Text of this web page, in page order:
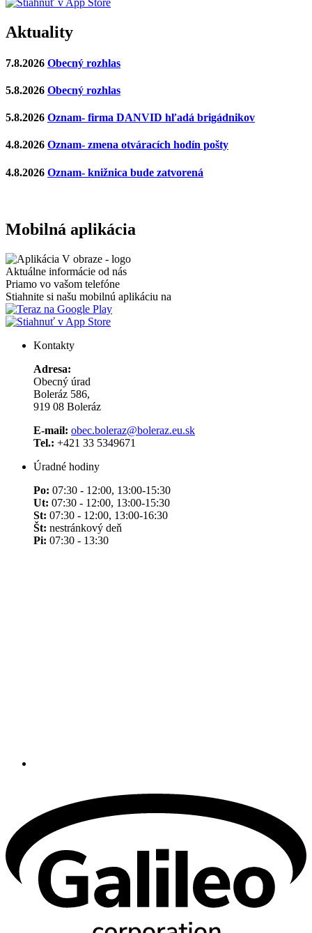
Aktuality
7.8.2026 Obecný rozhlas
5.8.2026 Obecný rozhlas
5.8.2026 Oznam- firma DANVID hľadá brigádnikov
4.8.2026 Oznam- zmena otváracích hodín pošty
4.8.2026 Oznam- knižnica bude zatvorená
Mobilná aplikácia
Aktuálne informácie od nás
Priamo vo vašom telefóne
Stiahnite si našu mobilnú aplikáciu na
Kontakty
Adresa:
Obecný úrad
Boleráz 586,
919 08 Boleráz
E-mail: obec.boleraz@boleraz.eu.sk
Tel.: +421 33 5349671
Úradné hodiny
Po: 07:30 - 12:00, 13:00-15:30
Ut: 07:30 - 12:00, 13:00-15:30
St: 07:30 - 12:00, 13:00-16:30
Št: nestránkový deň
Pi: 07:30 - 13:30